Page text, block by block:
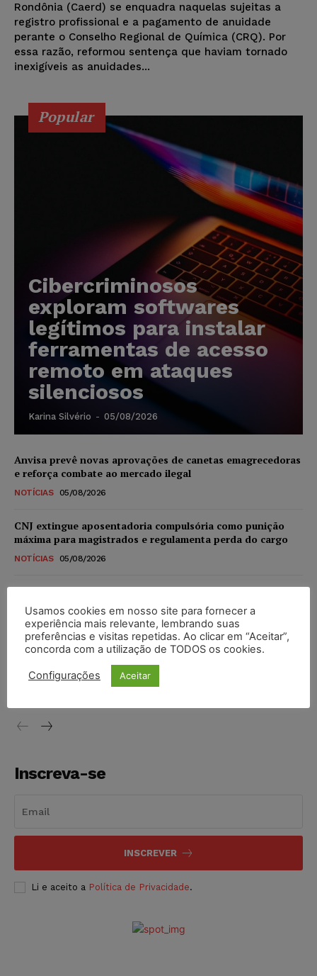
Rondônia (Caerd) se enquadra naquelas sujeitas a
registro profissional e a pagamento de anuidade
perante o Conselho Regional de Química (CRQ). Por
essa razão, reformou sentença que haviam tornado
inexigíveis as anuidades...
Popular
Cibercriminosos
exploram softwares
legítimos para instalar
ferramentas de acesso
remoto em ataques
silenciosos
Karina Silvério - 05/08/2026
Anvisa prevê novas aprovações de canetas emagrecedoras
e reforça combate ao mercado ilegal
NOTÍCIAS 05/08/2026
CNJ extingue aposentadoria compulsória como punição
máxima para magistrados e regulamenta perda do cargo
NOTÍCIAS 05/08/2026
Moraes contra senador Alessandro Vieira
NOTÍCIAS 05/08/2026
Conselho Nacional de Justiça determina afastamento da
juíza Gabriela Hardt por dois anos
Inscreva-se
INSCREVER
Li e aceito a Política de Privacidade.
Usamos cookies em nosso site para fornecer a
experiência mais relevante, lembrando suas
preferências e visitas repetidas. Ao clicar em “Aceitar”,
concorda com a utilização de TODOS os cookies.
Configurações Aceitar